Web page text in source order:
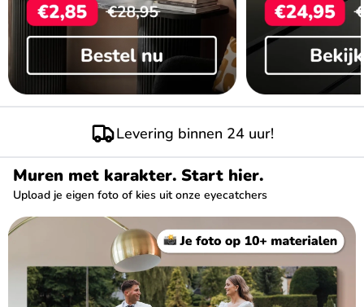
Laagste prijzen van NL
Muren met karakter. Start hier.
Upload je eigen foto of kies uit onze eyecatchers